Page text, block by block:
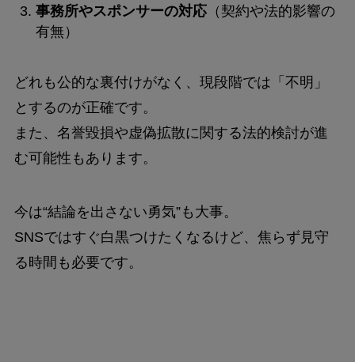
事務所やスポンサーの対応（契約や法的影響の
有無）
どれも公的な裏付けがなく、現段階では「不明」
とするのが正確です。
また、名誉毀損や虚偽拡散に関する法的検討が進
む可能性もあります。
今は“結論を出さない勇気”も大事。
SNSではすぐ白黒つけたくなるけど、焦らず見守
る時間も必要です。